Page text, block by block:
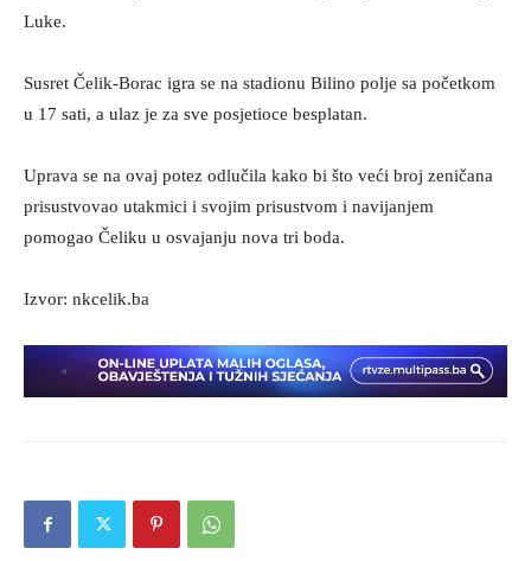
Luke.
Susret Čelik-Borac igra se na stadionu Bilino polje sa početkom
u 17 sati, a ulaz je za sve posjetioce besplatan.
Uprava se na ovaj potez odlučila kako bi što veći broj zeničana
prisustvovao utakmici i svojim prisustvom i navijanjem
pomogao Čeliku u osvajanju nova tri boda.
Izvor: nkcelik.ba